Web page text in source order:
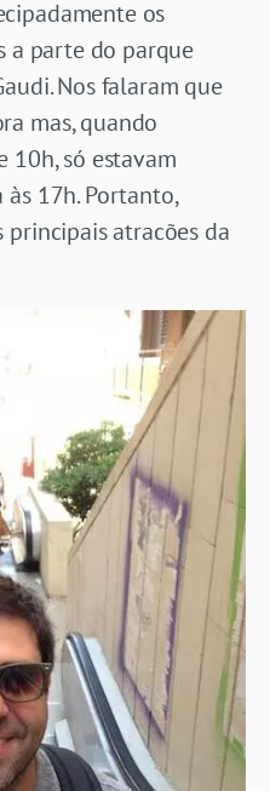
os
a parte do parque
Nos falaram que
mas, quando
10h, só estavam
17h. Portanto,
principais atracões da